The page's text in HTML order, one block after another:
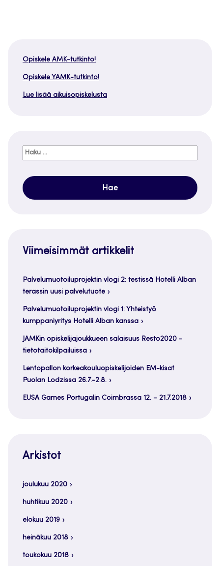
Opiskele AMK-tutkinto!
Opiskele YAMK-tutkinto!
Lue lisää aikuisopiskelusta
Haku:
Viimeisimmät artikkelit
Palvelumuotoiluprojektin vlogi 2: testissä Hotelli Alban
terassin uusi palvelutuote
Palvelumuotoiluprojektin vlogi 1: Yhteistyö
kumppaniyritys Hotelli Alban kanssa
JAMKin opiskelijajoukkueen salaisuus Resto2020 -
tietotaitokilpailuissa
Lentopallon korkeakouluopiskelijoiden EM-kisat
Puolan Lodzissa 26.7.-2.8.
EUSA Games Portugalin Coimbrassa 12. – 21.7.2018
Arkistot
joulukuu 2020
huhtikuu 2020
elokuu 2019
heinäkuu 2018
toukokuu 2018